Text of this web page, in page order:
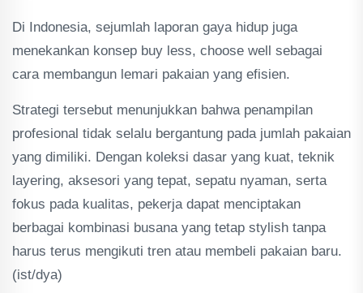
Di Indonesia, sejumlah laporan gaya hidup juga
menekankan konsep buy less, choose well sebagai
cara membangun lemari pakaian yang efisien.
Strategi tersebut menunjukkan bahwa penampilan
profesional tidak selalu bergantung pada jumlah pakaian
yang dimiliki. Dengan koleksi dasar yang kuat, teknik
layering, aksesori yang tepat, sepatu nyaman, serta
fokus pada kualitas, pekerja dapat menciptakan
berbagai kombinasi busana yang tetap stylish tanpa
harus terus mengikuti tren atau membeli pakaian baru.
(ist/dya)